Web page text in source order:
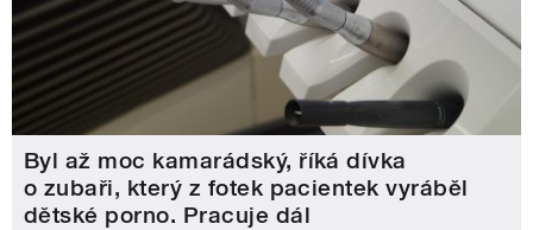
Byl až moc kamarádský, říká dívka
o zubaři, který z fotek pacientek vyráběl
dětské porno. Pracuje dál